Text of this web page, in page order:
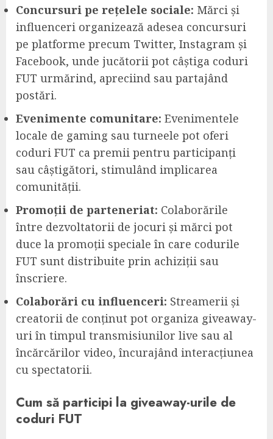
Concursuri pe rețelele sociale: Mărci și
influenceri organizează adesea concursuri
pe platforme precum Twitter, Instagram și
Facebook, unde jucătorii pot câștiga coduri
FUT urmărind, apreciind sau partajând
postări.
Evenimente comunitare: Evenimentele
locale de gaming sau turneele pot oferi
coduri FUT ca premii pentru participanți
sau câștigători, stimulând implicarea
comunității.
Promoții de parteneriat: Colaborările
între dezvoltatorii de jocuri și mărci pot
duce la promoții speciale în care codurile
FUT sunt distribuite prin achiziții sau
înscriere.
Colaborări cu influenceri: Streamerii și
creatorii de conținut pot organiza giveaway-
uri în timpul transmisiunilor live sau al
încărcărilor video, încurajând interacțiunea
cu spectatorii.
Cum să participi la giveaway-urile de
coduri FUT